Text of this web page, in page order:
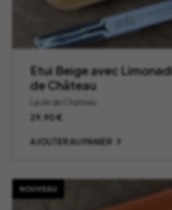
Etui Beige avec
de Château
La vie de Chateau
29,90€
AJOUTER AU PANIER
NOUVEAU